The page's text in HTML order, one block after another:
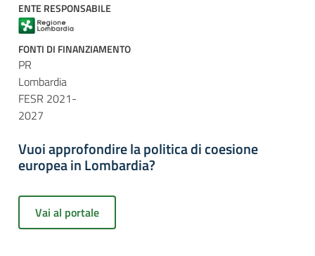
ENTE RESPONSABILE
FONTI DI FINANZIAMENTO
PR
Lombardia
FESR 2021-
2027
Vuoi approfondire la politica di coesione
europea in Lombardia?
Vai al portale